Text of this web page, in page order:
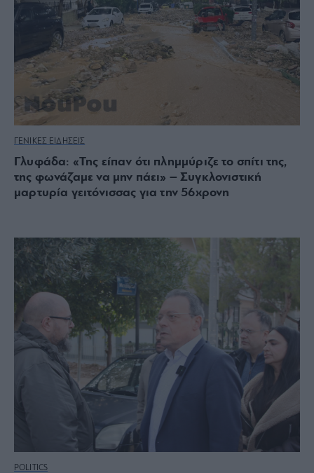
ΓΕΝΙΚΕΣ ΕΙΔΗΣΕΙΣ
Γλυφάδα: «Της είπαν ότι πλημμύριζε το σπίτι της,
της φωνάζαμε να μην πάει» – Συγκλονιστική
μαρτυρία γειτόνισσας για την 56χρονη
POLITICS